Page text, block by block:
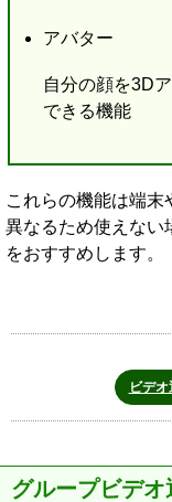
アバター
自分の顔を3D
できる機能
これらの機能は端
異なるため使えない
をおすすめします。
ビデオ
グループビデ